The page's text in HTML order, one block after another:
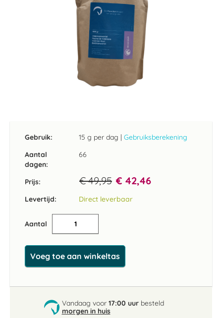
Gebruik: 15 g per dag | Gebruiksberekening
Aantal
dagen:
66
Prijs: € 49,95 € 42,46
Levertijd: Direct leverbaar
Aantal
Voeg toe aan winkeltas
Vandaag voor 17:00 uurbesteld
morgen in huis
begin
afbeeldingen-
gallerij